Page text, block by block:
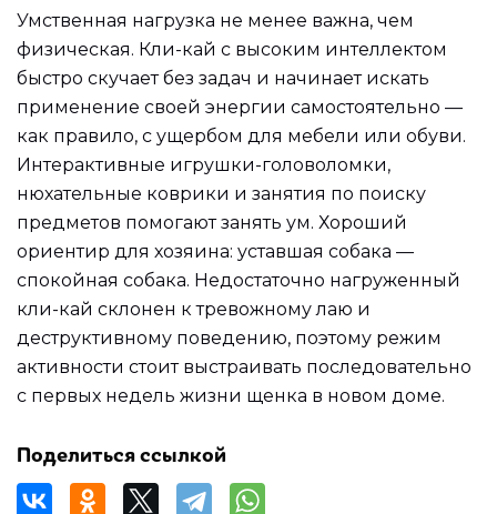
Умственная нагрузка не менее важна, чем
физическая. Кли-кай с высоким интеллектом
быстро скучает без задач и начинает искать
применение своей энергии самостоятельно —
как правило, с ущербом для мебели или обуви.
Интерактивные игрушки-головоломки,
нюхательные коврики и занятия по поиску
предметов помогают занять ум. Хороший
ориентир для хозяина: уставшая собака —
спокойная собака. Недостаточно нагруженный
кли-кай склонен к тревожному лаю и
деструктивному поведению, поэтому режим
активности стоит выстраивать последовательно
с первых недель жизни щенка в новом доме.
Поделиться ссылкой